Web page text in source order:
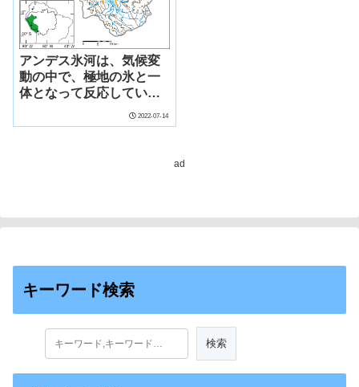
アンデス氷河は、気候変
動の中で、極地の氷と一
体となって反応してい
reacted in unison with
2022-07-14
ad
キーワード検索